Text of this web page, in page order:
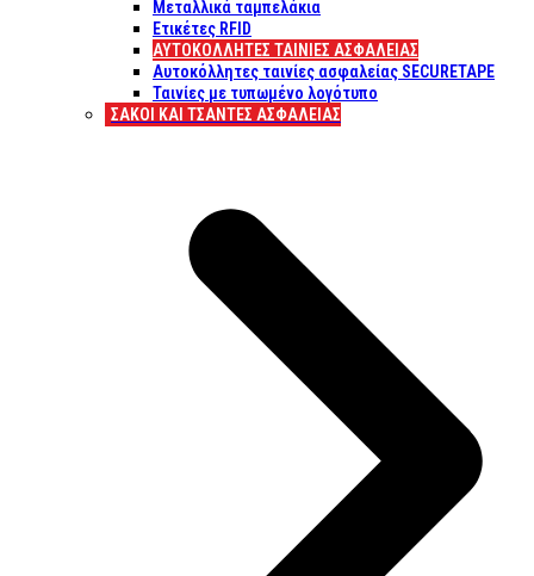
Μεταλλικά ταμπελάκια
Ετικέτες RFID
ΑΥΤΟΚΌΛΛΗΤΕΣ ΤΑΙΝΊΕΣ ΑΣΦΑΛΕΊΑΣ
Αυτοκόλλητες ταινίες ασφαλείας SECURETAPE
Ταινίες με τυπωμένο λογότυπο
ΣΆΚΟΙ ΚΑΙ ΤΣΆΝΤΕΣ ΑΣΦΑΛΕΊΑΣ